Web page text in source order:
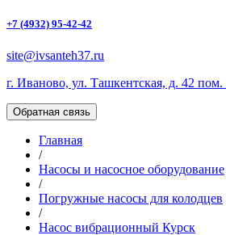
+7 (4932) 95-42-42
site@ivsanteh37.ru
г. Иваново, ул. Ташкентская, д. 42
Обратная связь
Главная
/
Насосы и насосное оборудование
/
Погружные насосы для колодцев
/
Насос вибрационный Курск